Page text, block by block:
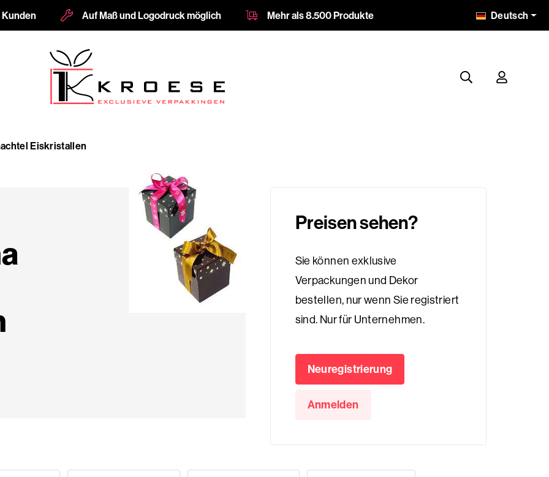
Kunden Auf Maß und Logodruck möglich Mehr als 8.500 Produkte Deutsch
Eiskristallen
Preisen sehen?
Sie können exklusive
Verpackungen und Dekor
bestellen, nur wenn Sie registriert
sind. Nur für Unternehmen.
Neuregistrierung
Anmelden